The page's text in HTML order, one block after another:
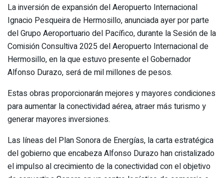
La inversión de expansión del Aeropuerto Internacional
Ignacio Pesqueira de Hermosillo, anunciada ayer por parte
del Grupo Aeroportuario del Pacífico, durante la Sesión de la
Comisión Consultiva 2025 del Aeropuerto Internacional de
Hermosillo, en la que estuvo presente el Gobernador
Alfonso Durazo, será de mil millones de pesos.
Estas obras proporcionarán mejores y mayores condiciones
para aumentar la conectividad aérea, atraer más turismo y
generar mayores inversiones.
Las líneas del Plan Sonora de Energías, la carta estratégica
del gobierno que encabeza Alfonso Durazo han cristalizado
el impulso al crecimiento de la conectividad con el objetivo